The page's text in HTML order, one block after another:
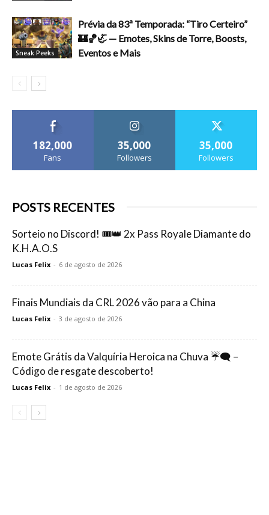
Sneak Peeks
Prévia da 83ª Temporada: “Tiro Certeiro”
🏰🏀🦏 — Emotes, Skins de Torre, Boosts,
Eventos e Mais
182,000
Fans
35,000
Followers
35,000
Followers
POSTS RECENTES
Sorteio no Discord! 🎟️👑 2x Pass Royale Diamante do
K.H.A.O.S
Lucas Felix - 6 de agosto de 2026
Finais Mundiais da CRL 2026 vão para a China
Lucas Felix - 3 de agosto de 2026
Emote Grátis da Valquíria Heroica na Chuva ☔🗨️ –
Código de resgate descoberto!
Lucas Felix - 1 de agosto de 2026